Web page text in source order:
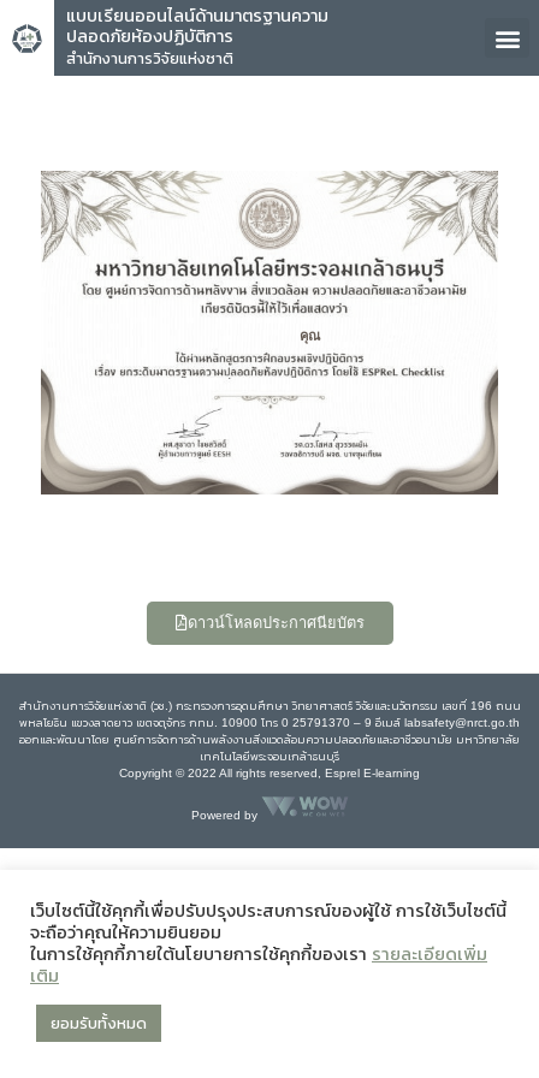
แบบเรียนออนไลน์ด้านมาตรฐานความ
ปลอดภัยห้องปฏิบัติการ
สำนักงานการวิจัยแห่งชาติ
คุณ
ดาวน์โหลดประกาศนียบัตร
สำนักงานการวิจัยแห่งชาติ (วช.) กระทรวงการอุดมศึกษา วิทยาศาสตร์ วิจัยและนวัตกรรม เลขที่ 196 ถนน
พหลโยธิน แขวงลาดยาว เขตจตุจักร กทม. 10900 โทร 0 25791370 – 9 อีเมล์ labsafety@nrct.go.th
ออกและพัฒนาโดย ศูนย์การจัดการด้านพลังงานสิ่งแวดล้อมความปลอดภัยและอาชีวอนามัย มหาวิทยาลัย
เทคโนโลยีพระจอมเกล้าธนบุรี
Copyright © 2022 All rights reserved, Esprel E-learning
Powered by
เว็บไซต์นี้ใช้คุกกี้เพื่อปรับปรุงประสบการณ์ของผู้ใช้ การใช้เว็บไซต์นี้
จะถือว่าคุณให้ความยินยอม
ในการใช้คุกกี้ภายใต้นโยบายการใช้คุกกี้ของเรา รายละเอียดเพิ่ม
เติม
ยอมรับทั้งหมด